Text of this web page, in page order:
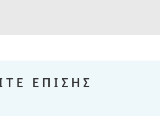
ΕΠΙΣΗΣ